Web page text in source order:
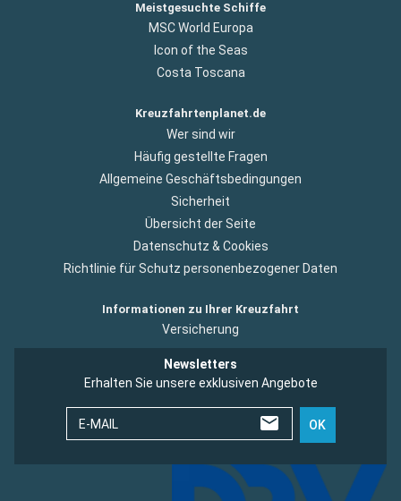
Meistgesuchte Schiffe
MSC World Europa
Icon of the Seas
Costa Toscana
Kreuzfahrtenplanet.de
Wer sind wir
Häufig gestellte Fragen
Allgemeine Geschäftsbedingungen
Sicherheit
Übersicht der Seite
Datenschutz & Cookies
Richtlinie für Schutz personenbezogener Daten
Informationen zu Ihrer Kreuzfahrt
Versicherung
Newsletters
Erhalten Sie unsere exklusiven Angebote
E-MAIL OK